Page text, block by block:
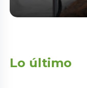
Lo último